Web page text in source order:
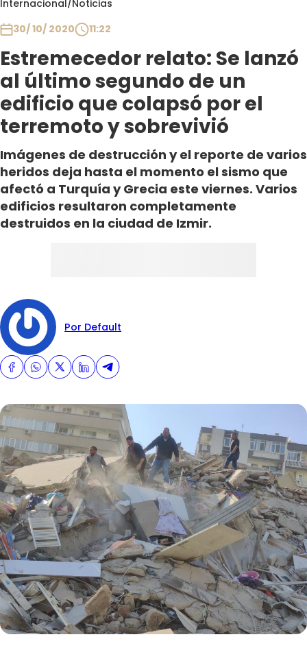
Internacional/Noticias
30/ 10/ 2020
11:22
Estremecedor relato: Se lanzó
al último segundo de un
edificio que colapsó por el
terremoto y sobrevivió
Imágenes de destrucción y el reporte de varios
heridos deja hasta el momento el sismo que
afectó a Turquía y Grecia este viernes. Varios
edificios resultaron completamente
destruidos en la ciudad de Izmir.
Por Default
Club De La Comedia
Contigo en Directo
Plan Perfecto
El Tiempo
Sabingo
Todos Los Programas